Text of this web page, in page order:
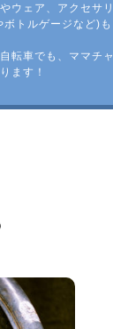
ウェア、アクセサリ
ボトルゲージなど)も
転車でも、ママチャ
ます！